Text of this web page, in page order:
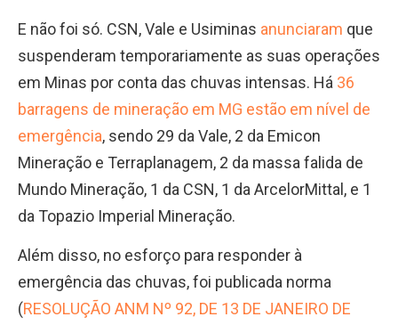
E não foi só. CSN, Vale e Usiminas anunciaram que
suspenderam temporariamente as suas operações
em Minas por conta das chuvas intensas. Há 36
barragens de mineração em MG estão em nível de
emergência, sendo 29 da Vale, 2 da Emicon
Mineração e Terraplanagem, 2 da massa falida de
Mundo Mineração, 1 da CSN, 1 da ArcelorMittal, e 1
da Topazio Imperial Mineração.
Além disso, no esforço para responder à
emergência das chuvas, foi publicada norma
(RESOLUÇÃO ANM Nº 92, DE 13 DE JANEIRO DE